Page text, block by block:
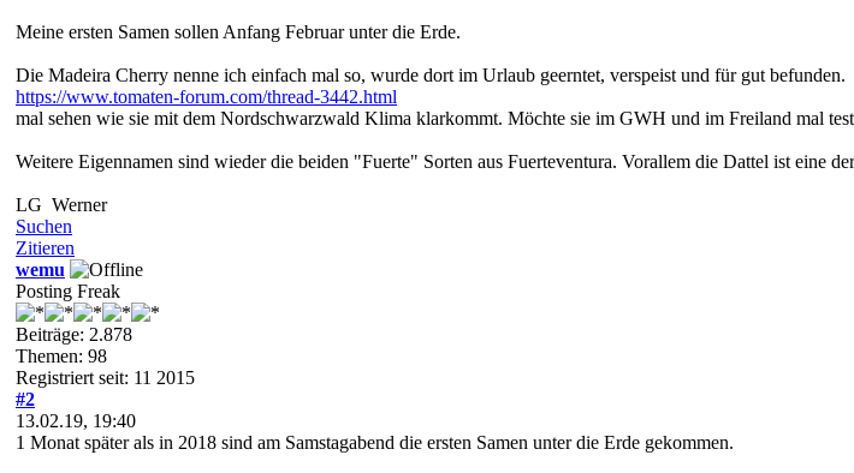
Meine ersten Samen sollen Anfang Februar unter die Erde.
Die Madeira Cherry nenne ich einfach mal so, wurde dort im Urlaub geerntet, verspeist und für gut befunden.
https://www.tomaten-forum.com/thread-3442.html
mal sehen wie sie mit dem Nordschwarzwald Klima klarkommt. Möchte sie im GWH und im Freiland mal
Weitere Eigennamen sind wieder die beiden "Fuerte" Sorten aus Fuerteventura. Vorallem die Dattel ist eine
LG Werner
Suchen
Zitieren
wemu
Posting Freak
Beiträge: 2.878
Themen: 98
Registriert seit: 11 2015
#2
13.02.19, 19:40
1 Monat später als in 2018 sind am Samstagabend die ersten Samen unter die Erde gekommen.